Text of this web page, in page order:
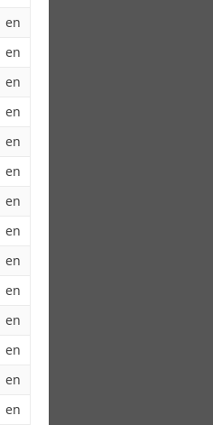
en
en
en
en
en
en
en
en
en
en
en
en
en
en